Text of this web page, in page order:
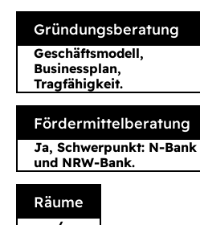
Gründungsberatung
Geschäftsmodell,
Businessplan,
Tragfähigkeit.
Fördermittelberatung
Ja, Schwerpunkt: N-Bank
und NRW-Bank.
Räume